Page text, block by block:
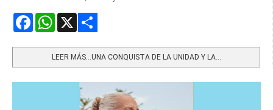
FacebookWhatsApp
LEER MÁS…UNA CONQUISTA DE LA UNIDAD Y LA...